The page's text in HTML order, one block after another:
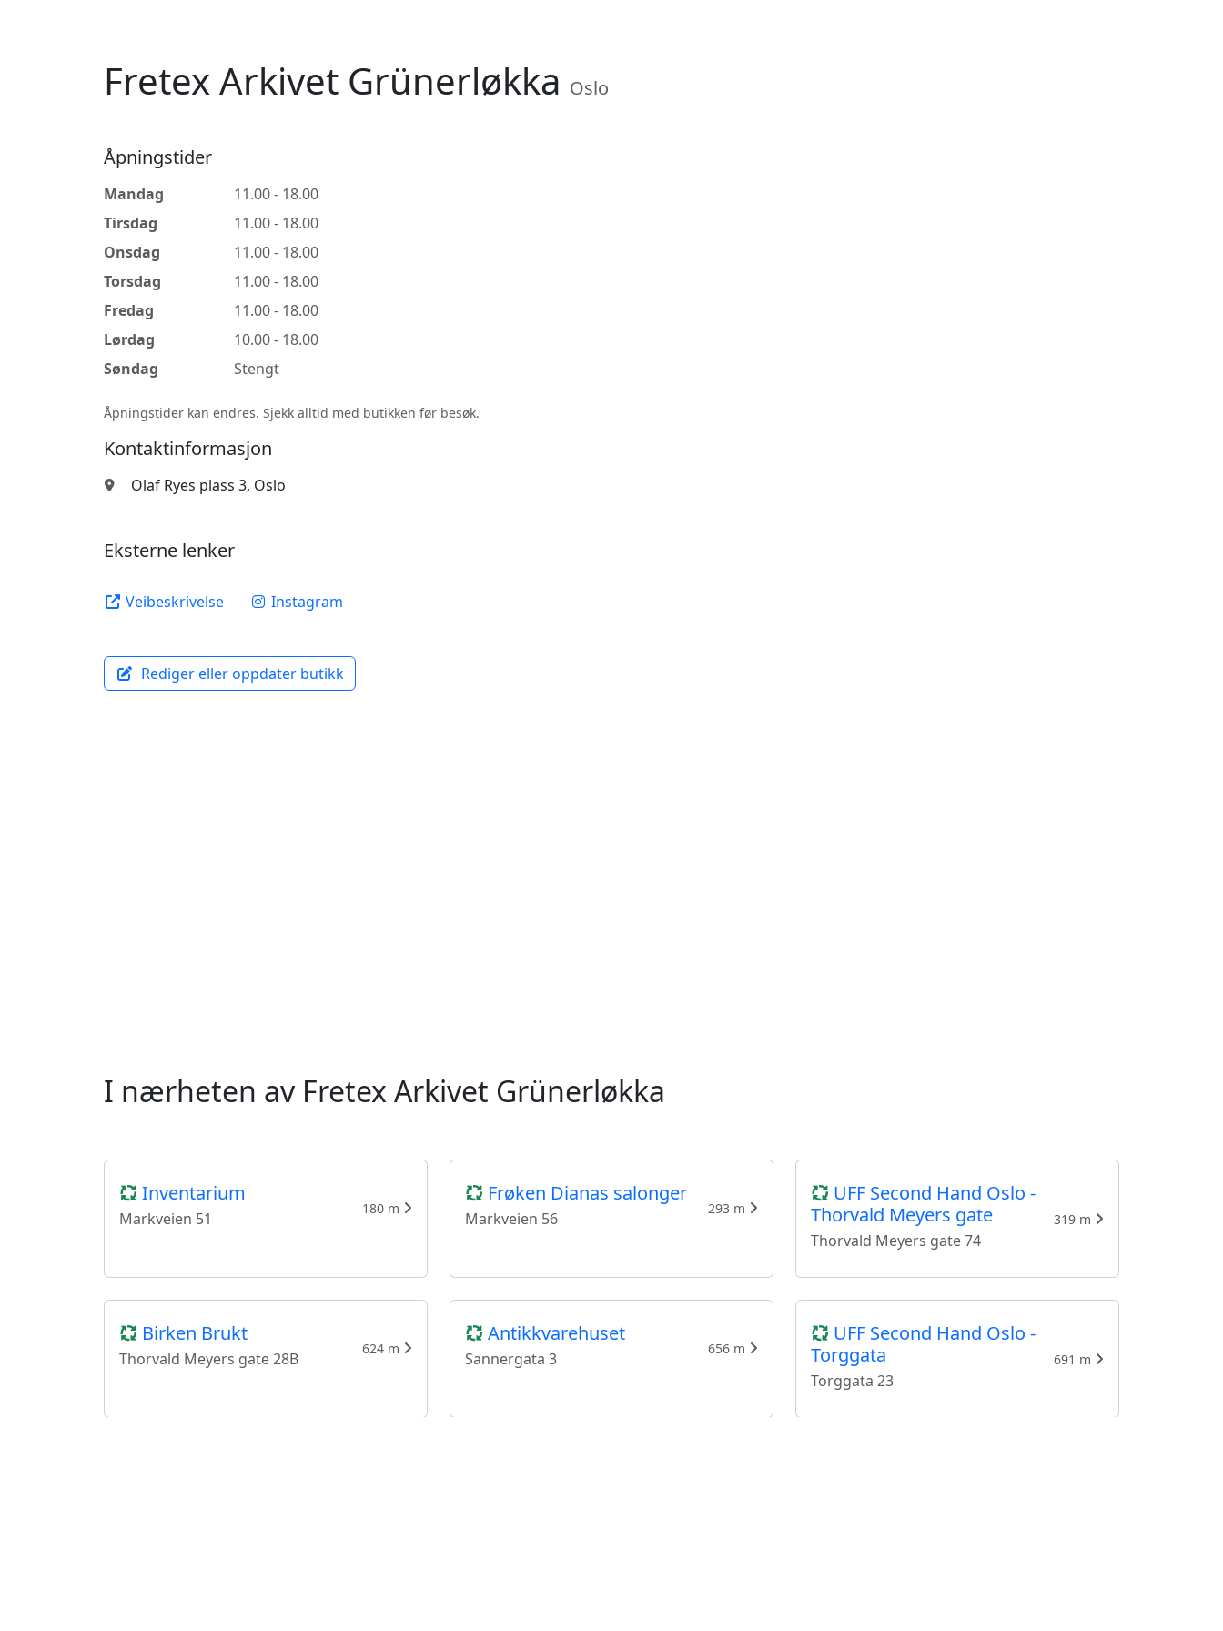
Fretex Arkivet Grünerløkka Oslo
Åpningstider
Mandag
11.00 - 18.00
Tirsdag
11.00 - 18.00
Onsdag
11.00 - 18.00
Torsdag
11.00 - 18.00
Fredag
11.00 - 18.00
Lørdag
10.00 - 18.00
Søndag
Stengt
Åpningstider kan endres. Sjekk alltid med butikken før besøk.
Kontaktinformasjon
Olaf Ryes plass 3, Oslo
Eksterne lenker
Veibeskrivelse Instagram
Rediger eller oppdater butikk
I nærheten av Fretex Arkivet Grünerløkka
Inventarium
Markveien 51
180 m
Frøken Dianas salonger
Markveien 56
293 m
UFF Second Hand Oslo -
Thorvald Meyers gate
Thorvald Meyers gate 74
319 m
Birken Brukt
Thorvald Meyers gate 28B
624 m
Antikkvarehuset
Sannergata 3
656 m
UFF Second Hand Oslo -
Torggata
Torggata 23
691 m